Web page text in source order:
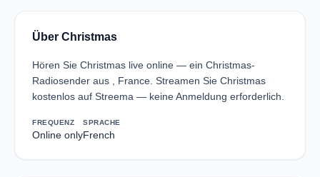
Über Christmas
Hören Sie Christmas live online — ein Christmas-
Radiosender aus , France. Streamen Sie Christmas
kostenlos auf Streema — keine Anmeldung erforderlich.
FREQUENZ
Online only
SPRACHE
French